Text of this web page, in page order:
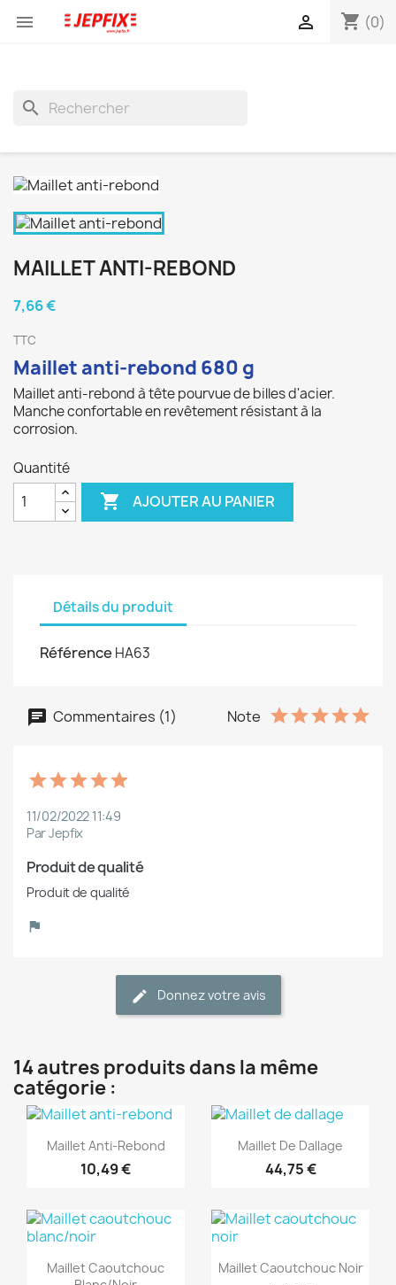
 shopping_cart (0)

search
MAILLET ANTI-REBOND
7,66 €
TTC
Maillet anti-rebond 680 g
Maillet anti-rebond à tête pourvue de billes d'acier.
Manche confortable en revêtement résistant à la
corrosion.
Quantité
 AJOUTER AU PANIER
Détails du produit
Référence HA63
Commentaires (1) Note
11/02/2022 11:49
Par Jepfix
Produit de qualité
Produit de qualité
Donnez votre avis
14 autres produits dans la même
catégorie :
Aperçu rapide
Maillet Anti-Rebond
10,49 €
(1)
Aperçu rapide
Maillet De Dallage
44,75 €
(1)
Aperçu rapide
Maillet Caoutchouc
Aperçu rapide
Maillet Caoutchouc Noir